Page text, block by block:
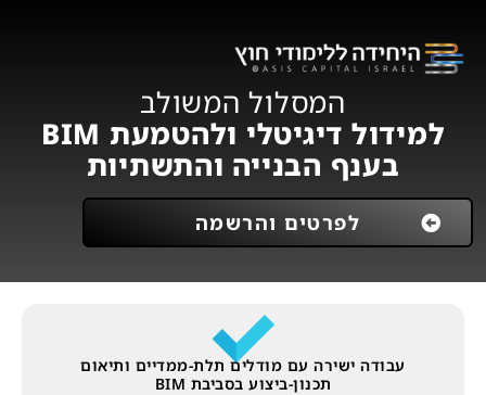
המסלול המשולב
למידול דיגיטלי ולהטמעת BIM
בענף הבנייה והתשתיות
לפרטים והרשמה
עבודה ישירה עם מודלים תלת-ממדיים ותיאום
תכנון-ביצוע בסביבת BIM